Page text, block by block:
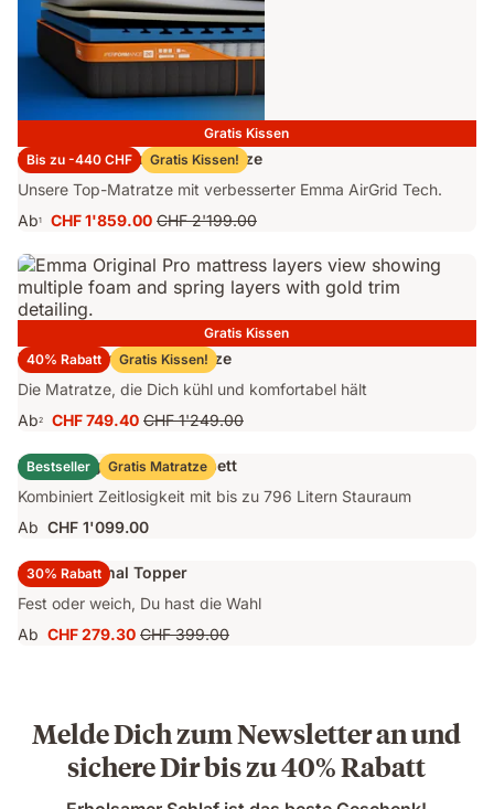
Gratis Kissen
Bis zu -440 CHF
Gratis Kissen!
Emma Performance 26 Matratze
Unsere Top-Matratze mit verbesserter Emma AirGrid Tech.
Ab1
Preis
CHF 1'859.00 Ursprünglicher
CHF 2'199.00
CHF 2'199.00
Gratis Kissen
40% Rabatt
Gratis Kissen!
Emma Original Pro Matratze
Die Matratze, die Dich kühl und komfortabel hält
Ab2
Preis
CHF 749.40
CHF 749.40 Ursprünglicher
Preis
CHF 1'249.00
CHF 1'249.00
Bestseller Gratis Matratze
Emma Original Stauraumbett
Kombiniert Zeitlosigkeit mit bis zu 796 Litern Stauraum
Ab CHF 1'099.00
30% Rabatt
Emma Original Topper
Fest oder weich, Du hast die Wahl
Ab Preis
CHF 279.30 Ursprünglicher
CHF 399.00
Melde Dich zum Newsletter an und
sichere Dir bis zu 40% Rabatt